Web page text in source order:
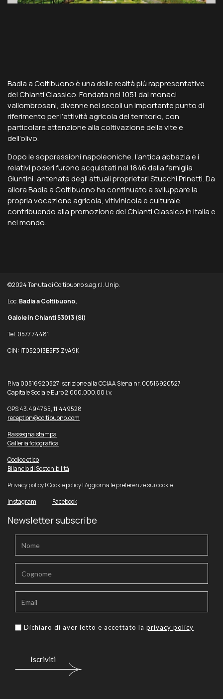
Badia a Coltibuono è una delle realtà più rappresentative
del Chianti Classico. Fondata nel 1051 dai monaci
vallombrosani, divenne nei secoli un importante punto di
riferimento per l’attività agricola del territorio, con
particolare attenzione alla coltivazione della vite e
dell’olivo.
Dopo le soppressioni napoleoniche, l’antica abbazia e i
relativi poderi furono acquistati nel 1846 dalla famiglia
Giuntini, antenata degli attuali proprietari Stucchi Prinetti. Da
allora Badia a Coltibuono ha continuato a sviluppare la
propria vocazione agricola, vitivinicola e culturale,
contribuendo alla promozione del Chianti Classico in Italia e
nel mondo.
©2024 Tenuta di Coltibuono s.ag.r.l. Unip.
Loc. Badia a Coltibuono,
Gaiole in Chianti 53013(SI)
Tel. 0577 74481
CIN: IT052013B5F3IZVA9K
P.Iva 00516920527 Iscrizione alla CCIAA Siena nr. 00516920527
Capitale Sociale Euro 2.000.000,00 i.v.
GPS 43.494765, 11.449528
reception@coltibuono.com
Rassegna stampa
Galleria fotografica
Codice etico
Bilancio di Sostenibilità
Privacy policy|Cookie policy|Aggiorna le preferenze sui cookie
Instagram
Facebook
Newsletter subscribe